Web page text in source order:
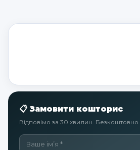
📋 Замовити кошторис
Відповімо за 30 хвилин. Безкоштовно.